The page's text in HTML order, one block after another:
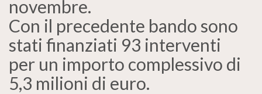
novembre.
Con il precedente bando sono
stati finanziati 93 interventi
per un importo complessivo di
5,3 milioni di euro.